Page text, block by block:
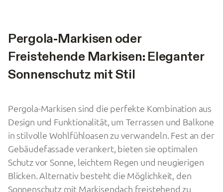
Pergola-Markisen oder
Freistehende Markisen: Eleganter
Sonnenschutz mit Stil
Pergola-Markisen sind die perfekte Kombination aus
Design und Funktionalität, um Terrassen und Balkone
in stilvolle Wohlfühloasen zu verwandeln. Fest an der
Gebäudefassade verankert, bieten sie optimalen
Schutz vor Sonne, leichtem Regen und neugierigen
Blicken. Alternativ besteht die Möglichkeit, den
Sonnenschutz mit Markisendach freistehend zu